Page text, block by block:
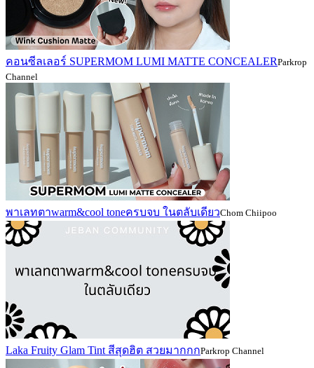
คอนซีลเลอร์ SUPERMOM LUMI MATTE CONCEALERParkrop
Channel
พาเลทตาwarm&cool toneครบจบ ในตลับเดียวChom Chiipoo
Laka Fruity Glam Tint สีสุดฮิต สวยมากกกParkrop Channel